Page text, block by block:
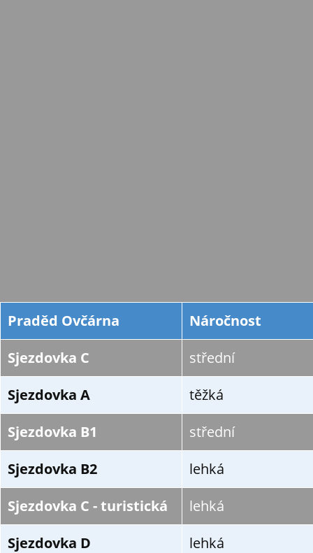
Praděd Ovčárna
Náročnost
Sjezdovka C
střední
Sjezdovka A
těžká
Sjezdovka B1
střední
Sjezdovka B2
lehká
Sjezdovka C - turistická
lehká
Sjezdovka D
lehká